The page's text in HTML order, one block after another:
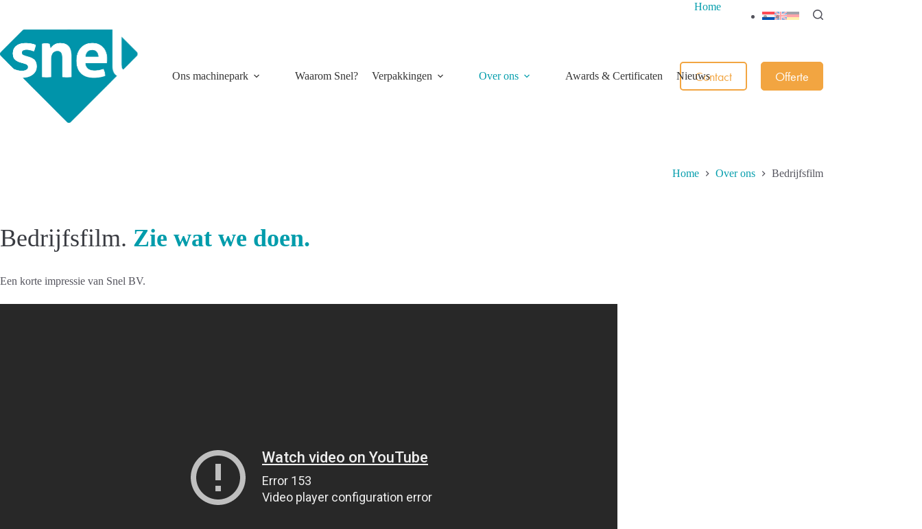
inhoud
Home
Ons machinepark Waarom Snel? Verpakkingen Over ons Awards & Certificaten NieuwsContact Offerte
Home Over ons Bedrijfsfilm
Bedrijfsfilm. Zie wat we doen.
Een korte impressie van Snel BV.